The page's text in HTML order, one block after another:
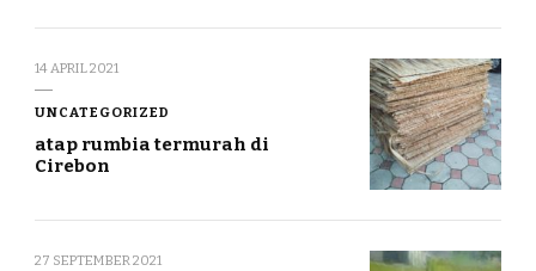
14 APRIL 2021
UNCATEGORIZED
atap rumbia termurah di
Cirebon
27 SEPTEMBER 2021